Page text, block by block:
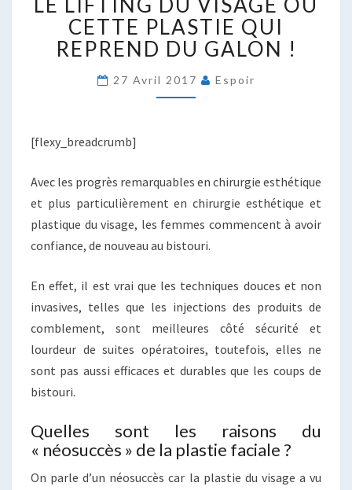
LIFTING
DU
VISAGE
OU
CETTE
PLASTIE
!
CETTE PLASTIE QUI
REPREND DU GALON !
27 Avril 2017 Espoir
[flexy_breadcrumb]
Avec les progrès remarquables en chirurgie esthétique
et plus particulièrement en chirurgie esthétique et
plastique du visage, les femmes commencent à avoir
confiance, de nouveau au bistouri.
En effet, il est vrai que les techniques douces et non
invasives, telles que les injections des produits de
comblement, sont meilleures côté sécurité et
lourdeur de suites opératoires, toutefois, elles ne
sont pas aussi efficaces et durables que les coups de
bistouri.
Quelles sont les raisons du
« néosuccès » de la plastie faciale ?
On parle d’un néosuccès car la plastie du visage a vu